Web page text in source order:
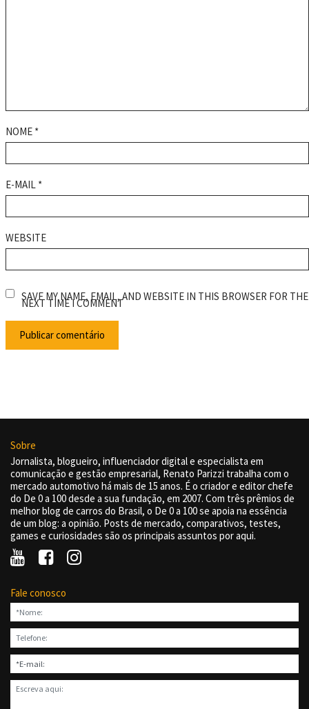
NOME *
E-MAIL *
WEBSITE
SAVE MY NAME, EMAIL, AND WEBSITE IN THIS BROWSER FOR THE
NEXT TIME I COMMENT
Sobre
Jornalista, blogueiro, influenciador digital e especialista em
comunicação e gestão empresarial, Renato Parizzi trabalha com o
mercado automotivo há mais de 15 anos. É o criador e editor chefe
do De 0 a 100 desde a sua fundação, em 2007. Com três prêmios de
melhor blog de carros do Brasil, o De 0 a 100 se apoia na essência
de um blog: a opinião. Posts de mercado, comparativos, testes,
games e curiosidades são os principais assuntos por aqui.
Fale conosco